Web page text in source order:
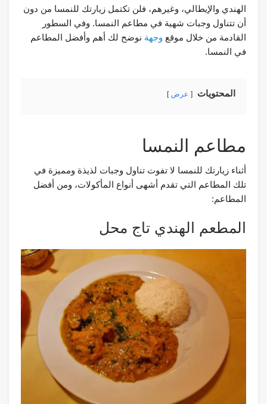
الهندي والإيطالي، وغيرهم، فلن تكتمل زيارتك للنمسا من دون
أن تتناول وجبات شهية في مطاعم النمسا. وفي السطور
القادمة من خلال موقع وجهة نوضح لك أهم وأفضل المطاعم
في النمسا.
المحتويات عرض
مطاعم النمسا
أثناء زيارتك للنمسا لا تفوت تناول وجبات لذيذة ومميزة في
تلك المطاعم التي تقدم أشهى أنواع المأكولات، ومن أفضل
المطاعم:
المطعم الهندي تاج محل